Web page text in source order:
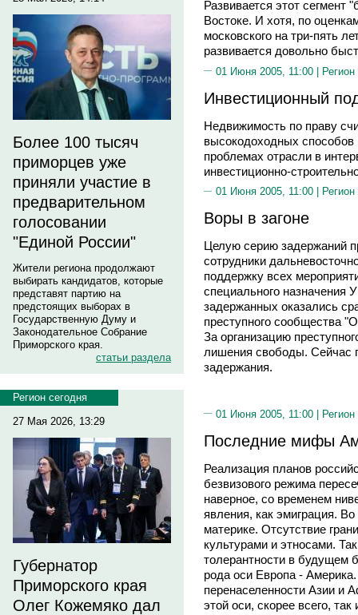
Более 100 тысяч
приморцев уже
приняли участие в
предварительном
голосовании
"Единой России"
Жители региона продолжают
выбирать кандидатов, которые
представят партию на
предстоящих выборах в
Государственную Думу и
Законодательное Собрание
Приморского края.
статьи раздела
Регион сегодня
27 Мая 2026, 13:29
Губернатор
Приморского края
Олег Кожемяко дал
Развивается этот сегмент
Востоке. И хотя, по
московского на три-пять
развивается довольно
01 Июня 2005, 11:00 | Регион
Инвестиционный
Недвижимость по праву
высокодоходных способов
проблемах отрасли в
инвестиционно-
01 Июня 2005, 11:00 |
Воры в загоне
Целую серию задержаний
сотрудники
поддержку всех
специального назначения
задержанных оказались
преступного сообщества
За организацию
лишения свободы. Cейчас
задержания.
01 Июня 2005, 11:00 | Регион
Последние мифы
Реализация планов
безвизового режима
наверное, со временем
явления, как эмиграция.
материке. Отсутствие
культурами и этносами.
толерантности в будущем
рода оси Европа -
перенаселенности Азии и
этой оси, скорее всего,